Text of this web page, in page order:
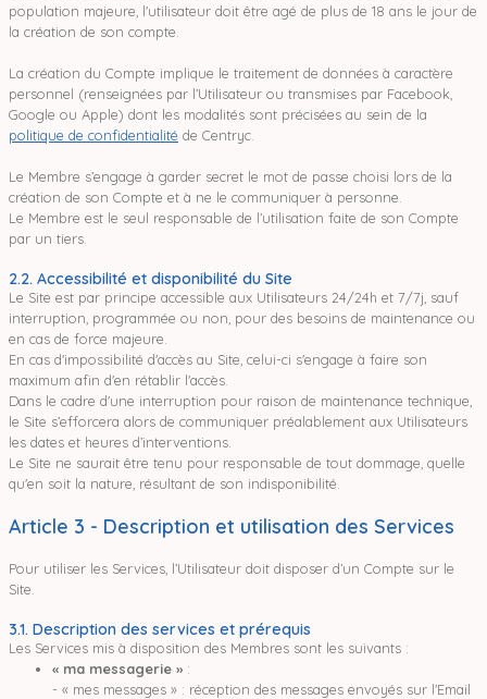
population majeure, l'utilisateur doit être agé de plus de 18 ans le jour de
la création de son compte.
La création du Compte implique le traitement de données à caractère
personnel (renseignées par l’Utilisateur ou transmises par Facebook,
Google ou Apple) dont les modalités sont précisées au sein de la
politique de confidentialité de Centryc.
Le Membre s’engage à garder secret le mot de passe choisi lors de la
création de son Compte et à ne le communiquer à personne.
Le Membre est le seul responsable de l’utilisation faite de son Compte
par un tiers.
2.2. Accessibilité et disponibilité du Site
Le Site est par principe accessible aux Utilisateurs 24/24h et 7/7j, sauf
interruption, programmée ou non, pour des besoins de maintenance ou
en cas de force majeure.
En cas d'impossibilité d'accès au Site, celui-ci s'engage à faire son
maximum afin d'en rétablir l'accès.
Dans le cadre d'une interruption pour raison de maintenance technique,
le Site s’efforcera alors de communiquer préalablement aux Utilisateurs
les dates et heures d’interventions.
Le Site ne saurait être tenu pour responsable de tout dommage, quelle
qu'en soit la nature, résultant de son indisponibilité.
Article 3 - Description et utilisation des Services
Pour utiliser les Services, l’Utilisateur doit disposer d’un Compte sur le
Site.
3.1. Description des services et prérequis
Les Services mis à disposition des Membres sont les suivants :
« ma messagerie » :
- « mes messages » : réception des messages envoyés sur l'Email